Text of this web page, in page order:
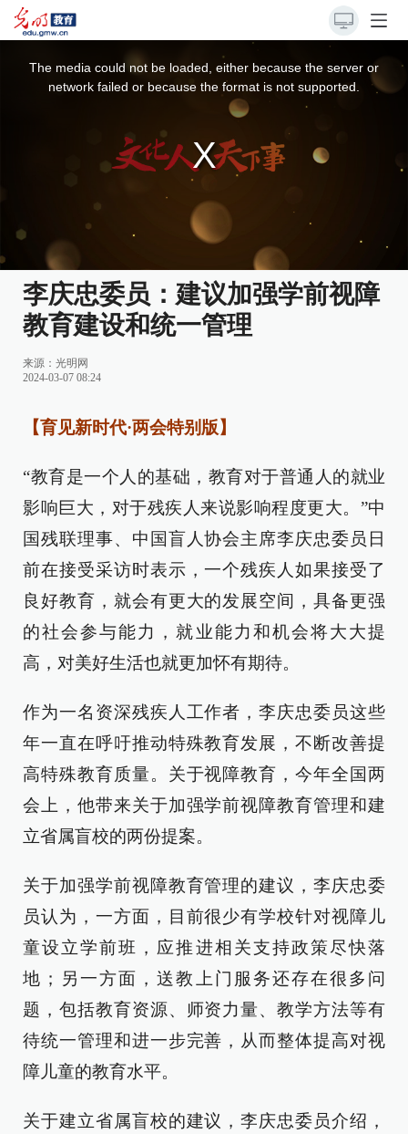
The media could not be loaded, either because the server or
network failed or because the format is not supported.
李庆忠委员：建议加强学前视障
教育建设和统一管理
来源： 光明网
2024-03-07 08:24
【育见新时代·两会特别版】
“教育是一个人的基础，教育对于普通人的就业
影响巨大，对于残疾人来说影响程度更大。”中
国残联理事、中国盲人协会主席李庆忠委员日
前在接受采访时表示，一个残疾人如果接受了
良好教育，就会有更大的发展空间，具备更强
的社会参与能力，就业能力和机会将大大提
高，对美好生活也就更加怀有期待。
作为一名资深残疾人工作者，李庆忠委员这些
年一直在呼吁推动特殊教育发展，不断改善提
高特殊教育质量。关于视障教育，今年全国两
会上，他带来关于加强学前视障教育管理和建
立省属盲校的两份提案。
关于加强学前视障教育管理的建议，李庆忠委
员认为，一方面，目前很少有学校针对视障儿
童设立学前班，应推进相关支持政策尽快落
地；另一方面，送教上门服务还存在很多问
题，包括教育资源、师资力量、教学方法等有
待统一管理和进一步完善，从而整体提高对视
障儿童的教育水平。
关于建立省属盲校的建议，李庆忠委员介绍，